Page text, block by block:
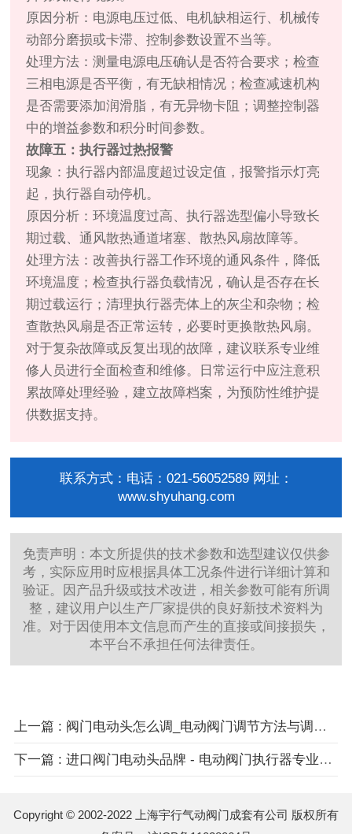
原因分析：电源电压过低、电机缺相运行、机械传
动部分磨损或卡滞、控制参数设置不当等。
处理方法：测量电源电压确认是否符合要求；检查
三相电源是否平衡，有无缺相情况；检查减速机构
是否需要添加润滑脂，有无异物卡阻；调整控制器
中的增益参数和积分时间参数。
故障五：执行器过热报警
现象：执行器内部温度超过设定值，报警指示灯亮
起，执行器自动停机。
原因分析：环境温度过高、执行器选型偏小导致长
期过载、通风散热通道堵塞、散热风扇故障等。
处理方法：改善执行器工作环境的通风条件，降低
环境温度；检查执行器负载情况，确认是否存在长
期过载运行；清理执行器壳体上的灰尘和杂物；检
查散热风扇是否正常运转，必要时更换散热风扇。
对于复杂故障或反复出现的故障，建议联系专业维
修人员进行全面检查和维修。日常运行中应注意积
累故障处理经验，建立故障档案，为预防性维护提
供数据支持。
联系方式：电话：021-56052589 网址：
www.shyuhang.com
免责声明：本文所提供的技术参数和选型建议仅供参
考，实际应用时应根据具体工况条件进行详细计算和
验证。因产品升级或技术改进，相关参数可能有所调
整，建议用户以生产厂家提供的良好新技术资料为
准。对于因使用本文信息而产生的直接或间接损失，
本平台不承担任何法律责任。
上一篇 : 阀门电动头怎么调_电动阀门调节方法与调试技巧详解
下一篇 : 进口阀门电动头品牌 - 电动阀门执行器专业选购指南
Copyright © 2002-2022 上海宇行气动阀门成套有公司 版权所有